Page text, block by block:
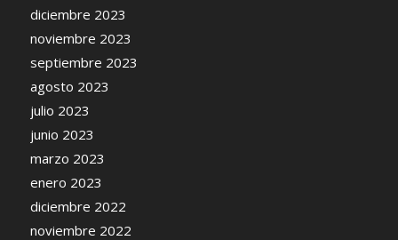
diciembre 2023
noviembre 2023
septiembre 2023
agosto 2023
julio 2023
junio 2023
marzo 2023
enero 2023
diciembre 2022
noviembre 2022